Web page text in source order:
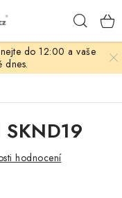
A SÉRIÍ
do 12:00 a vaše
dnes.
hodnocení